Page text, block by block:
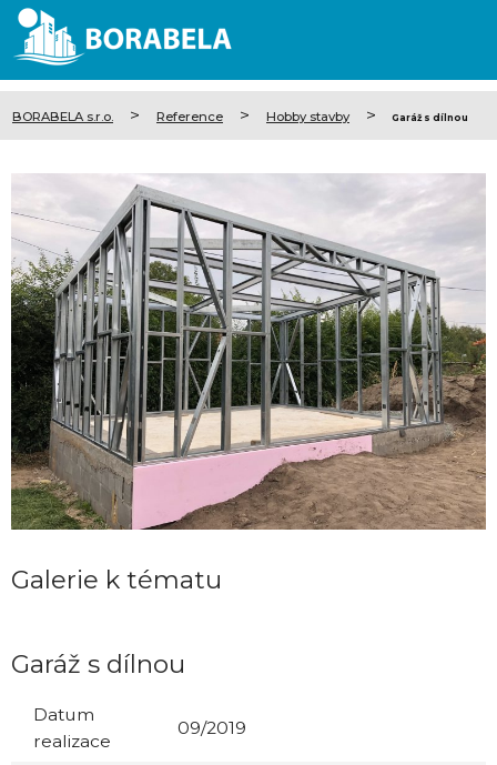
BORABELA s.r.o. > Reference > Hobby stavby > Garáž s dílnou
Galerie k tématu
Garáž s dílnou
Datum
realizace
09/2019